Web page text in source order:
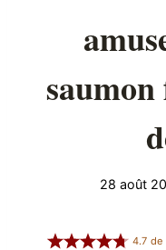
28 août
4.7 de